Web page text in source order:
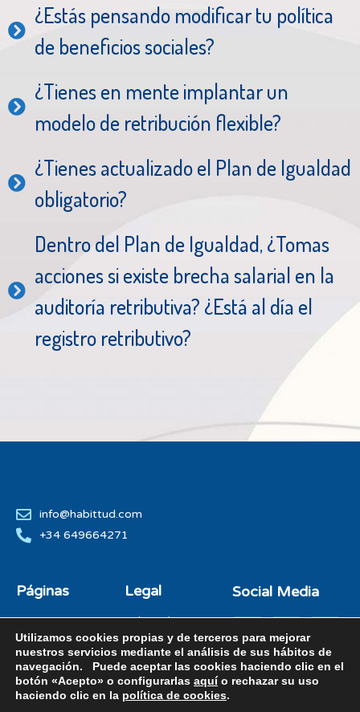
¿Estás pensando modificar tu política
de beneficios sociales?
¿Tienes en mente implantar un
modelo de retribución flexible?
¿Tienes actualizado el Plan de Igualdad
obligatorio?
Dentro del Plan de Igualdad, ¿Tomas
acciones si existe brecha salarial en la
auditoría retributiva? ¿Está al día el
registro retributivo?
info@habittud.com
+34 649664271
Páginas
Inicio
Nosotros
Retos
Nuestro Método
Clientes
Legal
Politica de
Privacidad
Politica de Cookies
Politica de RRSS
Aviso legal
Social Media
Utilizamos cookies propias y de terceros para mejorar
nuestros servicios mediante el análisis de sus hábitos de
navegación. Puede aceptar las cookies haciendo clic en el
botón «Acepto» o configurarlas aquío rechazar su uso
haciendo clic en la política de cookies.